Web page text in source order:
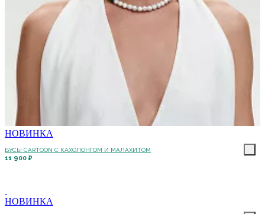
НОВИНКА
БУСЫ CARTOON С КАХОЛОНГОМ И МАЛАХИТОМ
11 900 ₽
НОВИНКА